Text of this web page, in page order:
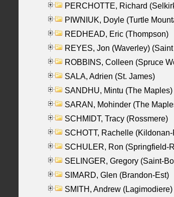
PERCHOTTE, Richard
PIWNIUK, Doyle (Turtle
REDHEAD, Eric (Thompson)
REYES, Jon (Waverley)
ROBBINS, Colleen (Spruce
SALA, Adrien (St. James)
SANDHU, Mintu (The Maples)
SARAN, Mohinder (The
SCHMIDT, Tracy (Rossmere)
SCHOTT, Rachelle
SCHULER, Ron (Springfield-
SELINGER, Gregory (Saint-
SIMARD, Glen (Brandon-Est)
SMITH, Andrew